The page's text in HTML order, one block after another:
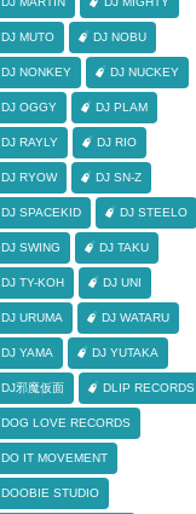
DJ MUTO DJ NOBU
DJ NONKEY DJ NUCKEY
DJ OGGY DJ PLAM
DJ RAYLY DJ RIO
DJ RYOW DJ SN-Z
DJ SPACEKID DJ STEELO
DJ SWING DJ TAKU
DJ TY-KOH DJ UNI
DJ URUMA DJ WATARU
DJ YAMA DJ YUTAKA
DJ邪魔仮面 DLIP RECORDS
DOG LOVE RECORDS
DO IT MOVEMENT
DOOBIE STUDIO